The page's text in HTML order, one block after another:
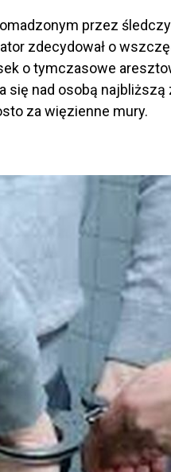
przez
zdecydował o
o tymczasowe
się nad osobą
za więzienne mury.